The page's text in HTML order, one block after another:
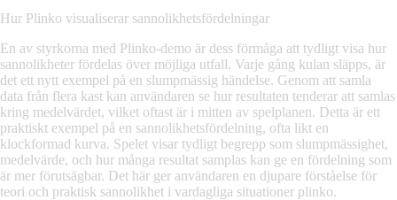
Hur Plinko visualiserar sannolikhetsfördelningar
En av styrkorna med Plinko-demo är dess förmåga att tydligt visa hur
sannolikheter fördelas över möjliga utfall. Varje gång kulan släpps, är
det ett nytt exempel på en slumpmässig händelse. Genom att samla
data från flera kast kan användaren se hur resultaten tenderar att samlas
kring medelvärdet, vilket oftast är i mitten av spelplanen. Detta är ett
praktiskt exempel på en sannolikhetsfördelning, ofta likt en
klockformad kurva. Spelet visar tydligt begrepp som slumpmässighet,
medelvärde, och hur många resultat samplas kan ge en fördelning som
är mer förutsägbar. Det här ger användaren en djupare förståelse för
teori och praktisk sannolikhet i vardagliga situationer plinko.